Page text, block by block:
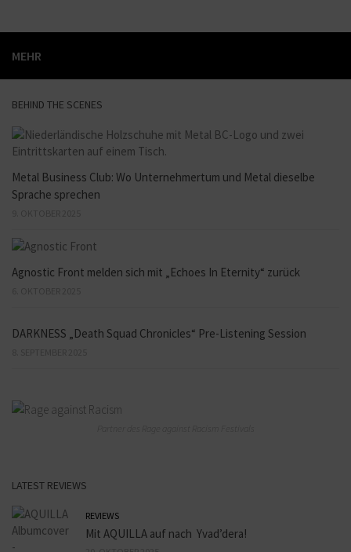
MEHR
BEHIND THE SCENES
Metal Business Club: Wo Unternehmertum und Metal dieselbe
Sprache sprechen
Agnostic Front melden sich mit „Echoes In Eternity“ zurück
DARKNESS „Death Squad Chronicles“ Pre-Listening Session
LATEST REVIEWS
REVIEWS
Mit AQUILLA auf nach Yvad’dera!